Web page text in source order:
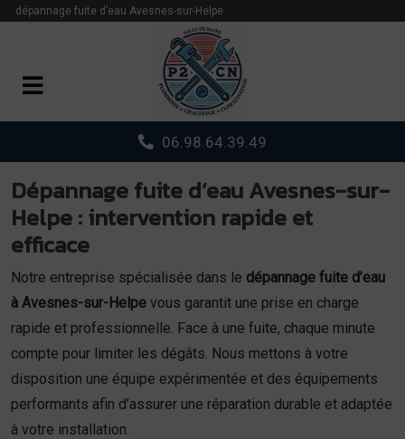
dépannage fuite d’eau Avesnes-sur-Helpe
06.98.64.39.49
Dépannage fuite d’eau Avesnes-sur-
Helpe : intervention rapide et
efficace
Notre entreprise spécialisée dans le dépannage fuite d’eau
à Avesnes-sur-Helpe vous garantit une prise en charge
rapide et professionnelle. Face à une fuite, chaque minute
compte pour limiter les dégâts. Nous mettons à votre
disposition une équipe expérimentée et des équipements
performants afin d’assurer une réparation durable et adaptée
à votre installation.
Panneau de gestion des cookies